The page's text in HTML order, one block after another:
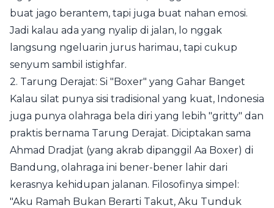
buat jago berantem, tapi juga buat nahan emosi.
Jadi kalau ada yang nyalip di jalan, lo nggak
langsung ngeluarin jurus harimau, tapi cukup
senyum sambil istighfar.
2. Tarung Derajat: Si "Boxer" yang Gahar Banget
Kalau silat punya sisi tradisional yang kuat, Indonesia
juga punya olahraga bela diri yang lebih "gritty" dan
praktis bernama Tarung Derajat. Diciptakan sama
Ahmad Dradjat (yang akrab dipanggil Aa Boxer) di
Bandung, olahraga ini bener-bener lahir dari
kerasnya kehidupan jalanan. Filosofinya simpel:
"Aku Ramah Bukan Berarti Takut, Aku Tunduk